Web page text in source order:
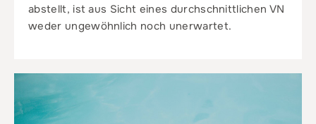
abstellt, ist aus Sicht eines durchschnittlichen VN
weder ungewöhnlich noch unerwartet.